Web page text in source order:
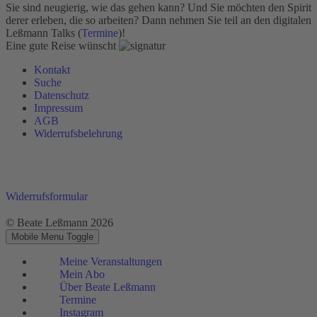
Sie sind neugierig, wie das gehen kann? Und Sie möchten den Spirit
derer erleben, die so arbeiten? Dann nehmen Sie teil an den digitalen
Leßmann Talks (Termine)!
Eine gute Reise wünscht
Kontakt
Suche
Datenschutz
Impressum
AGB
Widerrufsbelehrung
Widerrufsformular
© Beate Leßmann 2026
Mobile Menu Toggle
Meine Veranstaltungen
Mein Abo
Über Beate Leßmann
Termine
Instagram